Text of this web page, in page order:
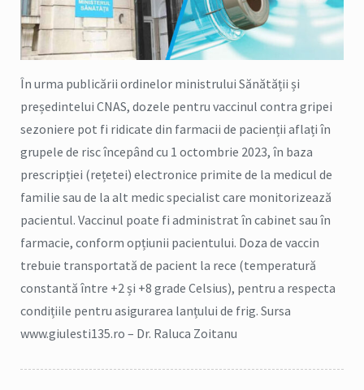
În urma publicării ordinelor ministrului Sănătății și
președintelui CNAS, dozele pentru vaccinul contra gripei
sezoniere pot fi ridicate din farmacii de pacienții aflați în
grupele de risc începând cu 1 octombrie 2023, în baza
prescripției (rețetei) electronice primite de la medicul de
familie sau de la alt medic specialist care monitorizează
pacientul. Vaccinul poate fi administrat în cabinet sau în
farmacie, conform opțiunii pacientului. Doza de vaccin
trebuie transportată de pacient la rece (temperatură
constantă între +2 și +8 grade Celsius), pentru a respecta
condițiile pentru asigurarea lanțului de frig. Sursa
www.giulesti135.ro – Dr. Raluca Zoitanu